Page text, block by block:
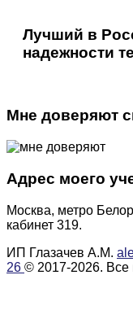
Лучший в
надежности
Мне доверяют
Адрес моего
Москва, метро
кабинет 319.
ИП Глазачев А.М.
26 © 2017-2026.